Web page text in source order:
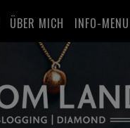
ÜBER MICH INFO-